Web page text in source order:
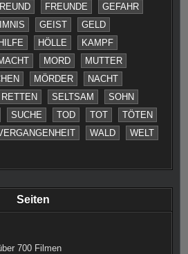
FREUNDE
GEFAHR
GEIST
GELD
HILFE HÖLLE
KAMPF
MORD
MUTTER
MÖRDER
NACHT
RETTEN SELTSAM
SOHN
SUCHE TOD TOT
TÖTEN
WALD
WELT
Seiten
700 Filmen